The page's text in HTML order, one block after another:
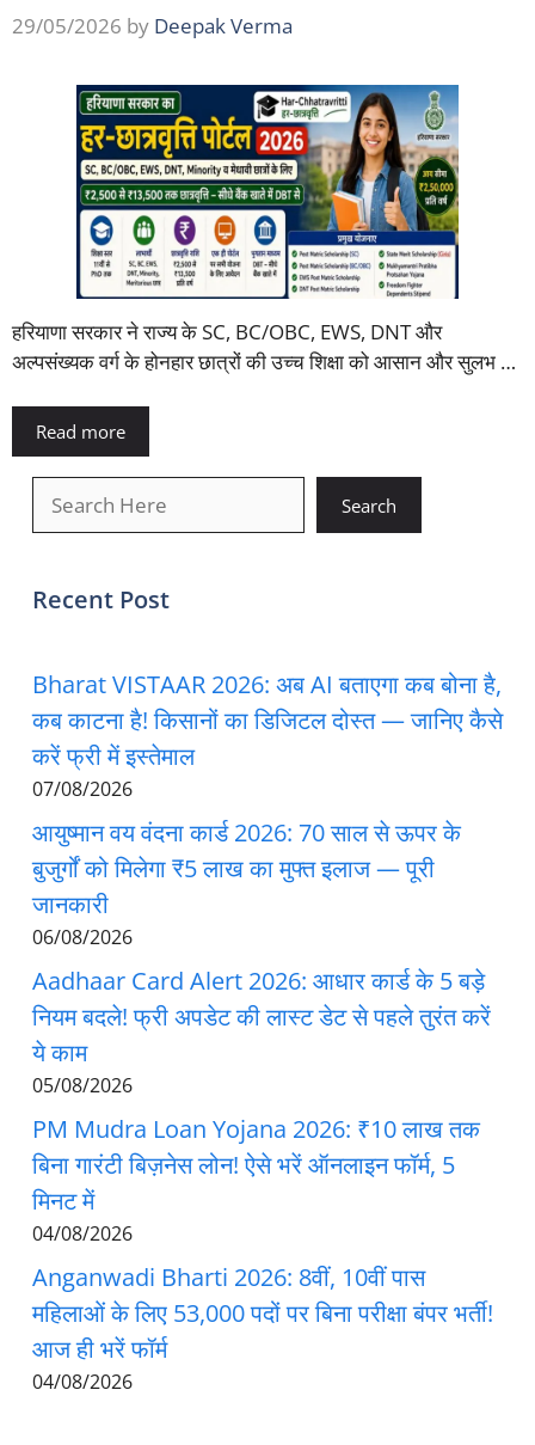
29/05/2026 by Deepak Verma
हरियाणा सरकार ने राज्य के SC, BC/OBC, EWS, DNT और
अल्पसंख्यक वर्ग के होनहार छात्रों की उच्च शिक्षा को आसान और सुलभ …
Read more
Search
Recent Post
Bharat VISTAAR 2026: अब AI बताएगा कब बोना है,
कब काटना है! किसानों का डिजिटल दोस्त — जानिए कैसे
करें फ्री में इस्तेमाल
07/08/2026
आयुष्मान वय वंदना कार्ड 2026: 70 साल से ऊपर के
बुजुर्गों को मिलेगा ₹5 लाख का मुफ्त इलाज — पूरी
जानकारी
06/08/2026
Aadhaar Card Alert 2026: आधार कार्ड के 5 बड़े
नियम बदले! फ्री अपडेट की लास्ट डेट से पहले तुरंत करें
ये काम
05/08/2026
PM Mudra Loan Yojana 2026: ₹10 लाख तक
बिना गारंटी बिज़नेस लोन! ऐसे भरें ऑनलाइन फॉर्म, 5
मिनट में
04/08/2026
Anganwadi Bharti 2026: 8वीं, 10वीं पास
महिलाओं के लिए 53,000 पदों पर बिना परीक्षा बंपर भर्ती!
आज ही भरें फॉर्म
04/08/2026